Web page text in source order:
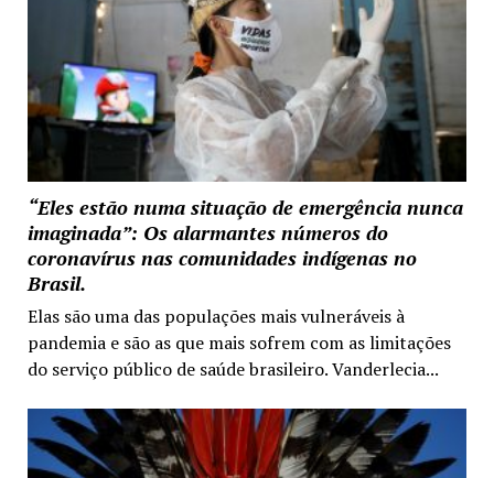
“Eles estão numa situação de emergência nunca
imaginada”: Os alarmantes números do
coronavírus nas comunidades indígenas no
Brasil.
Elas são uma das populações mais vulneráveis à
pandemia e são as que mais sofrem com as limitações
do serviço público de saúde brasileiro. Vanderlecia...